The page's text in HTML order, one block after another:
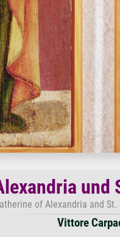
und
of Alexandria and
Vittore